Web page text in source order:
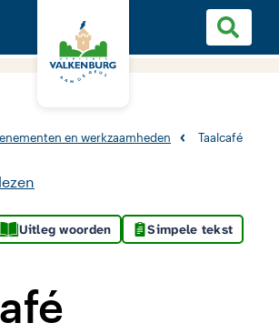
en werkzaamheden Taalcafé
Uitleg woorden Simpele tekst